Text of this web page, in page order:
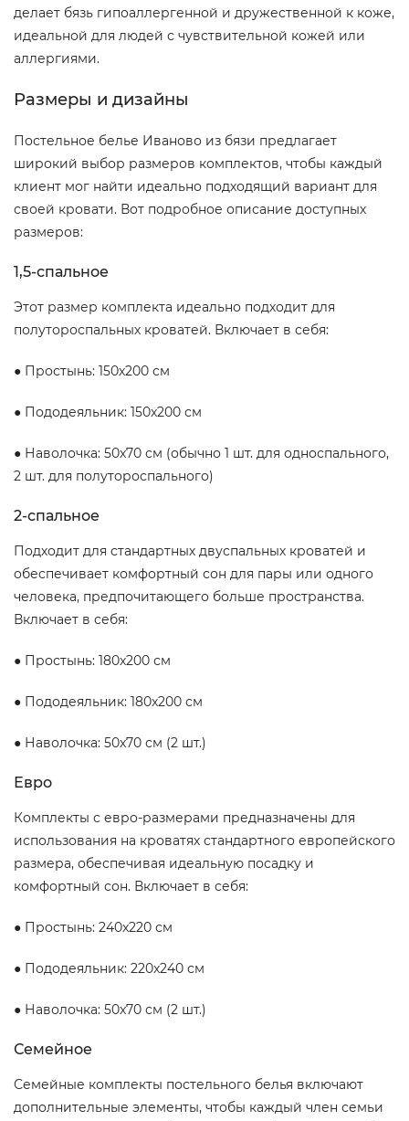
делает бязь гипоаллергенной и дружественной к коже,
идеальной для людей с чувствительной кожей или
аллергиями.
Размеры и дизайны
Постельное белье Иваново из бязи предлагает
широкий выбор размеров комплектов, чтобы каждый
клиент мог найти идеально подходящий вариант для
своей кровати. Вот подробное описание доступных
размеров:
1,5-спальное
Этот размер комплекта идеально подходит для
полутороспальных кроватей. Включает в себя:
● Простынь: 150x200 см
● Пододеяльник: 150x200 см
● Наволочка: 50x70 см (обычно 1 шт. для односпального,
2 шт. для полутороспального)
2-спальное
Подходит для стандартных двуспальных кроватей и
обеспечивает комфортный сон для пары или одного
человека, предпочитающего больше пространства.
Включает в себя:
● Простынь: 180x200 см
● Пододеяльник: 180x200 см
● Наволочка: 50x70 см (2 шт.)
Евро
Комплекты с евро-размерами предназначены для
использования на кроватях стандартного европейского
размера, обеспечивая идеальную посадку и
комфортный сон. Включает в себя:
● Простынь: 240x220 см
● Пододеяльник: 220x240 см
● Наволочка: 50x70 см (2 шт.)
Семейное
Семейные комплекты постельного белья включают
дополнительные элементы, чтобы каждый член семьи